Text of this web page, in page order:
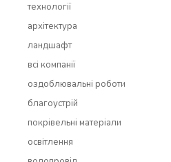
технології
архітектура
ландшафт
всi компанії
оздоблювальні роботи
благоустрій
покрівельні матеріали
освітлення